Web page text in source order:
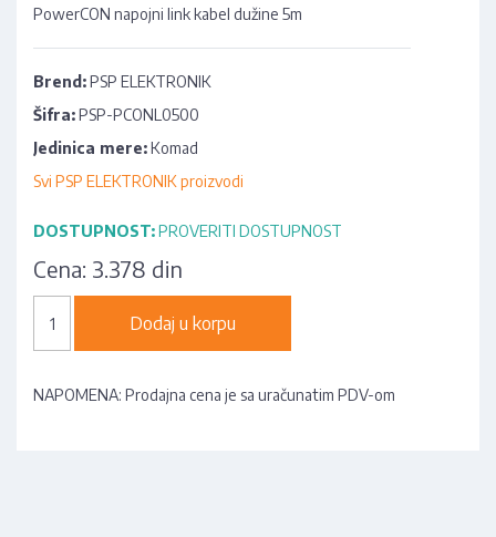
PowerCON napojni link kabel dužine 5m
Brend:PSP ELEKTRONIK
Šifra:PSP-PCONL0500
Jedinica mere:Komad
Svi PSP ELEKTRONIK proizvodi
DOSTUPNOST:PROVERITI DOSTUPNOST
Cena: 3.378 din
Dodaj u korpu
NAPOMENA: Prodajna cena je sa uračunatim PDV-om